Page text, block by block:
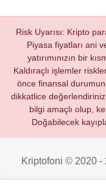
Risk Uyarısı: Kripto
Piyasa fiyatları ani
yatırımınızın bir
Kaldıraçlı işlemler
önce finansal
dikkatlice
bilgi amaçlı olup,
Doğabilecek
Kriptofoni © 2020 -